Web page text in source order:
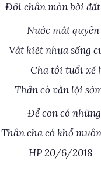
Đôi chân mòn bởi
Nước mắt
Vắt kiệt nhựa sống
Cha tôi tuổi xế
Thân cò vẫn lội
Để con có
Thân cha có khổ
HP 20/6/2018